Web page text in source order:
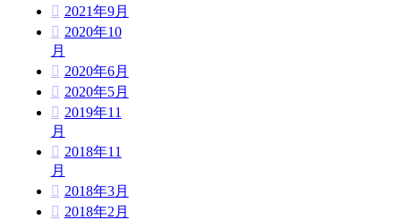
2021年9月
2020年10
月
2020年6月
2020年5月
2019年11
月
2018年11
月
2018年3月
2018年2月